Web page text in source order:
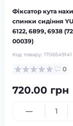
Фіксатор кута
спинки сидіння
6122, 6899, 6938
00039)
Код товару: 1706549141
0
720.00 грн